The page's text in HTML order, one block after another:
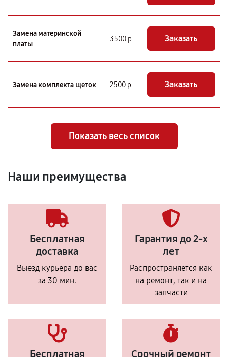
Замена материнской
платы
3500 р Заказать
Замена комплекта щеток 2500 р Заказать
Показать весь список
Наши преимущества
Бесплатная
доставка
Выезд курьера до вас
за 30 мин.
Гарантия до 2-х
лет
Распространяется как
на ремонт, так и на
запчасти
Бесплатная Срочный ремонт